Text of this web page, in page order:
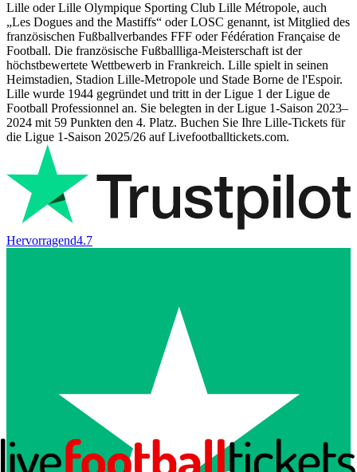
Lille oder Lille Olympique Sporting Club Lille Métropole, auch
„Les Dogues and the Mastiffs“ oder LOSC genannt, ist Mitglied des
französischen Fußballverbandes FFF oder Fédération Française de
Football. Die französische Fußballliga-Meisterschaft ist der
höchstbewertete Wettbewerb in Frankreich. Lille spielt in seinen
Heimstadien, Stadion Lille-Metropole und Stade Borne de l'Espoir.
Lille wurde 1944 gegründet und tritt in der Ligue 1 der Ligue de
Football Professionnel an. Sie belegten in der Ligue 1-Saison 2023–
2024 mit 59 Punkten den 4. Platz. Buchen Sie Ihre Lille-Tickets für
die Ligue 1-Saison 2025/26 auf Livefootballtickets.com.
Hervorragend4.7